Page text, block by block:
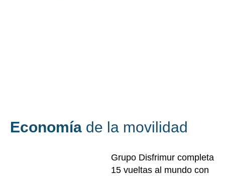
Economía de la movilidad
Grupo Disfrimur completa
15 vueltas al mundo con